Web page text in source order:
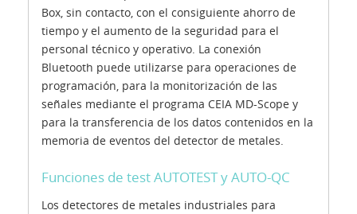
Box, sin contacto, con el consiguiente ahorro de
tiempo y el aumento de la seguridad para el
personal técnico y operativo. La conexión
Bluetooth puede utilizarse para operaciones de
programación, para la monitorización de las
señales mediante el programa CEIA MD-Scope y
para la transferencia de los datos contenidos en la
memoria de eventos del detector de metales.
Funciones de test AUTOTEST y AUTO-QC
Los detectores de metales industriales para